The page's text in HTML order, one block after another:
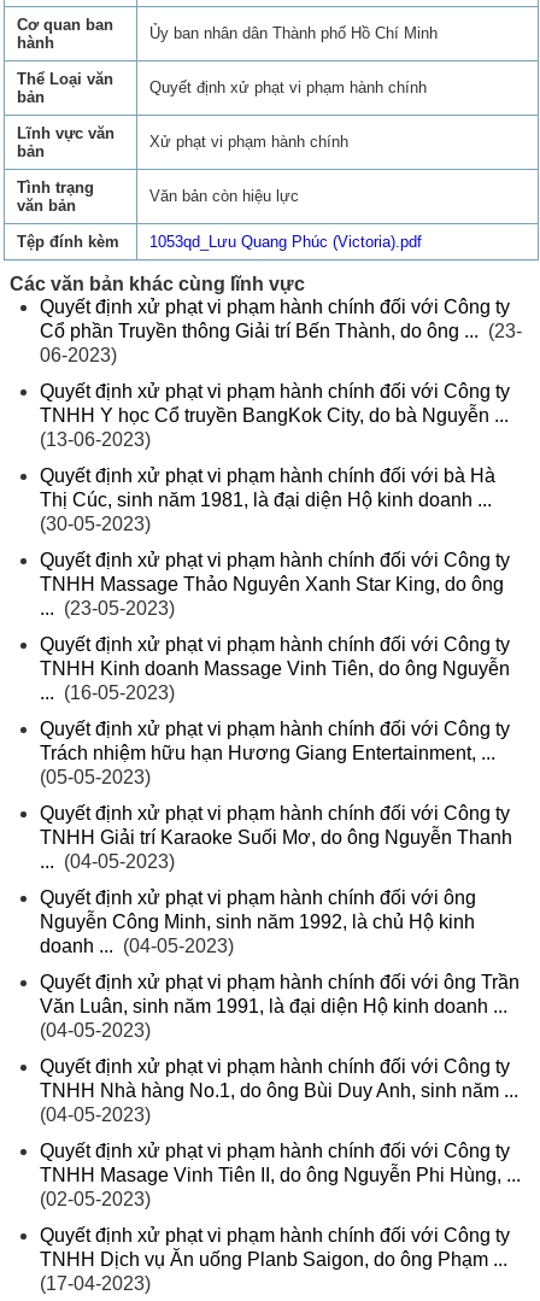
Cơ quan ban
hành
Ủy ban nhân dân Thành phố Hồ Chí Minh
Thể Loại văn
bản
Quyết định xử phạt vi phạm hành chính
Lĩnh vực văn
bản
Xử phạt vi phạm hành chính
Tình trạng
văn bản
Văn bản còn hiệu lực
Tệp đính kèm 1053qd_Lưu Quang Phúc (Victoria).pdf
Các văn bản khác cùng lĩnh vực
Quyết định xử phạt vi phạm hành chính đối với Công ty
Cổ phần Truyền thông Giải trí Bến Thành, do ông ... (23-
06-2023)
Quyết định xử phạt vi phạm hành chính đối với Công ty
TNHH Y học Cổ truyền BangKok City, do bà Nguyễn ...
(13-06-2023)
Quyết định xử phạt vi phạm hành chính đối với bà Hà
Thị Cúc, sinh năm 1981, là đại diện Hộ kinh doanh ...
(30-05-2023)
Quyết định xử phạt vi phạm hành chính đối với Công ty
TNHH Massage Thảo Nguyên Xanh Star King, do ông
... (23-05-2023)
Quyết định xử phạt vi phạm hành chính đối với Công ty
TNHH Kinh doanh Massage Vinh Tiên, do ông Nguyễn
... (16-05-2023)
Quyết định xử phạt vi phạm hành chính đối với Công ty
Trách nhiệm hữu hạn Hương Giang Entertainment, ...
(05-05-2023)
Quyết định xử phạt vi phạm hành chính đối với Công ty
TNHH Giải trí Karaoke Suối Mơ, do ông Nguyễn Thanh
... (04-05-2023)
Quyết định xử phạt vi phạm hành chính đối với ông
Nguyễn Công Minh, sinh năm 1992, là chủ Hộ kinh
doanh ... (04-05-2023)
Quyết định xử phạt vi phạm hành chính đối với ông Trần
Văn Luân, sinh năm 1991, là đại diện Hộ kinh doanh ...
(04-05-2023)
Quyết định xử phạt vi phạm hành chính đối với Công ty
TNHH Nhà hàng No.1, do ông Bùi Duy Anh, sinh năm ...
(04-05-2023)
Quyết định xử phạt vi phạm hành chính đối với Công ty
TNHH Masage Vinh Tiên II, do ông Nguyễn Phi Hùng, ...
(02-05-2023)
Quyết định xử phạt vi phạm hành chính đối với Công ty
TNHH Dịch vụ Ăn uống Planb Saigon, do ông Phạm ...
(17-04-2023)